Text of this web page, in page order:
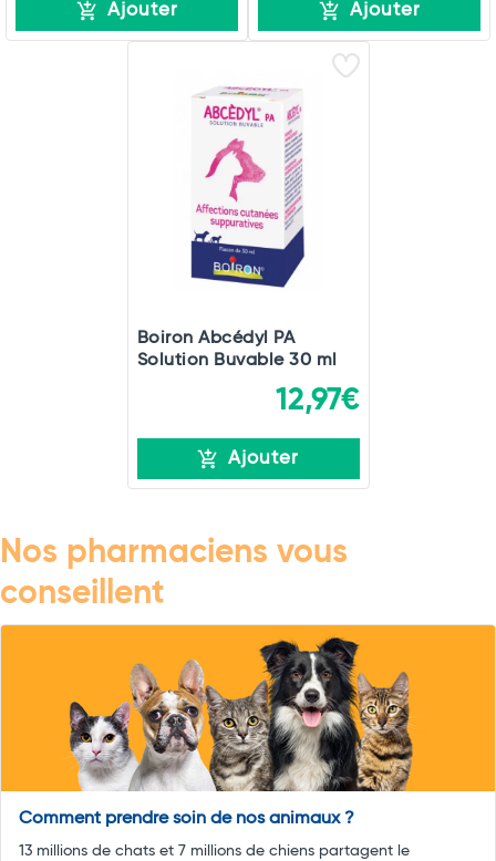
Ajouter Ajouter
Boiron Abcédyl PA
Solution Buvable 30 ml
12,97€
Ajouter
Nos pharmaciens vous
conseillent
Comment prendre soin de nos animaux ?
13 millions de chats et 7 millions de chiens partagent le